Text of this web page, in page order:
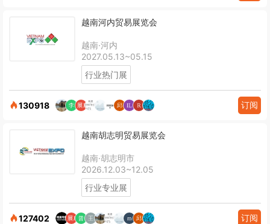
越南河内贸易展览会
越南·河内
2027.05.13~05.15
行业热门展
130918 订阅
越南胡志明贸易展览会
越南·胡志明市
2026.12.03~12.05
行业专业展
127402 订阅